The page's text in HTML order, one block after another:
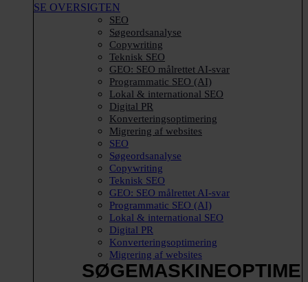
SE OVERSIGTEN
SEO
Søgeordsanalyse
Copywriting
Teknisk SEO
GEO: SEO målrettet AI-svar
Programmatic SEO (AI)
Lokal & international SEO
Digital PR
Konverteringsoptimering
Migrering af websites
SEO
Søgeordsanalyse
Copywriting
Teknisk SEO
GEO: SEO målrettet AI-svar
Programmatic SEO (AI)
Lokal & international SEO
Digital PR
Konverteringsoptimering
Migrering af websites